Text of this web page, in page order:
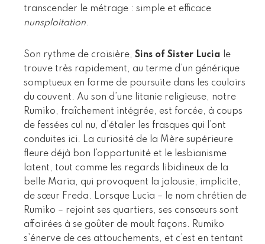
transcender le métrage : simple et efficace
nunsploitation.
Son rythme de croisière, Sins of Sister Lucia le
trouve très rapidement, au terme d’un générique
somptueux en forme de poursuite dans les couloirs
du couvent. Au son d’une litanie religieuse, notre
Rumiko, fraîchement intégrée, est forcée, à coups
de fessées cul nu, d’étaler les frasques qui l’ont
conduites ici. La curiosité de la Mère supérieure
fleure déjà bon l’opportunité et le lesbianisme
latent, tout comme les regards libidineux de la
belle Maria, qui provoquent la jalousie, implicite,
de sœur Freda. Lorsque Lucia – le nom chrétien de
Rumiko – rejoint ses quartiers, ses consœurs sont
affairées à se goûter de moult façons. Rumiko
s’énerve de ces attouchements, et c’est en tentant